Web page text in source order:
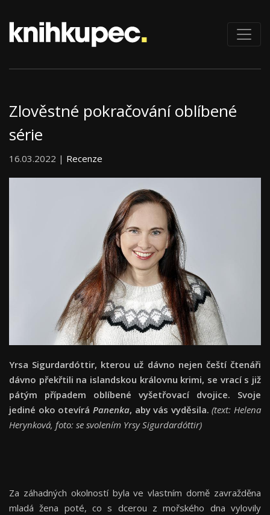
Zlověstné pokračování oblíbené
série
16.03.2022 | Recenze
Yrsa Sigurdardóttir, kterou už dávno nejen čeští čtenáři
dávno překřtili na islandskou královnu krimi, se vrací s již
pátým případem oblíbené vyšetřovací dvojice. Svoje
jediné oko otevírá Panenka, aby vás vyděsila.(text: Helena
Herynková, foto: se svolením Yrsy Sigurdardóttir)
Za záhadných okolností byla ve vlastním domě zavražděna
mladá žena poté, co s dcerou z mořského dna vylovily